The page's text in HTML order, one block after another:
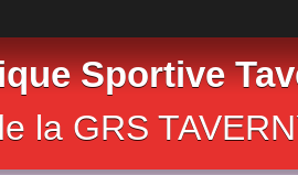
Sportive
la GRS